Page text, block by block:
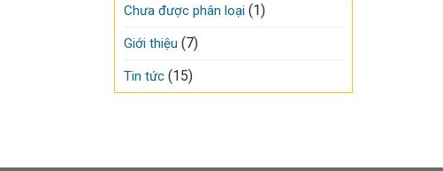
Chưa được phân loại (1)
Giới thiệu (7)
Tin tức (15)